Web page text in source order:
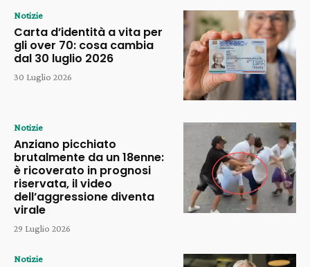
Notizie
Carta d’identità a vita per
gli over 70: cosa cambia
dal 30 luglio 2026
30 Luglio 2026
Notizie
Anziano picchiato
brutalmente da un 18enne:
è ricoverato in prognosi
riservata, il video
dell’aggressione diventa
virale
29 Luglio 2026
Notizie